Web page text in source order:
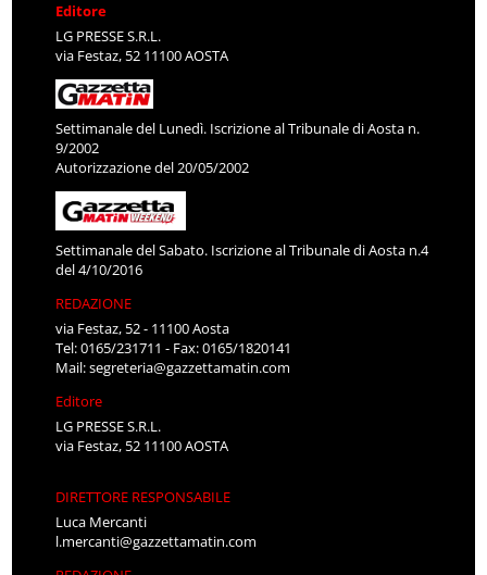
Editore
LG PRESSE S.R.L.
via Festaz, 52 11100 AOSTA
Settimanale del Lunedì. Iscrizione al Tribunale di Aosta n.
9/2002
Autorizzazione del 20/05/2002
Settimanale del Sabato. Iscrizione al Tribunale di Aosta n.4
del 4/10/2016
REDAZIONE
via Festaz, 52 - 11100 Aosta
Tel: 0165/231711 - Fax: 0165/1820141
Mail:segreteria@gazzettamatin.com
Editore
LG PRESSE S.R.L.
via Festaz, 52 11100 AOSTA
DIRETTORE RESPONSABILE
Luca Mercanti
l.mercanti@gazzettamatin.com